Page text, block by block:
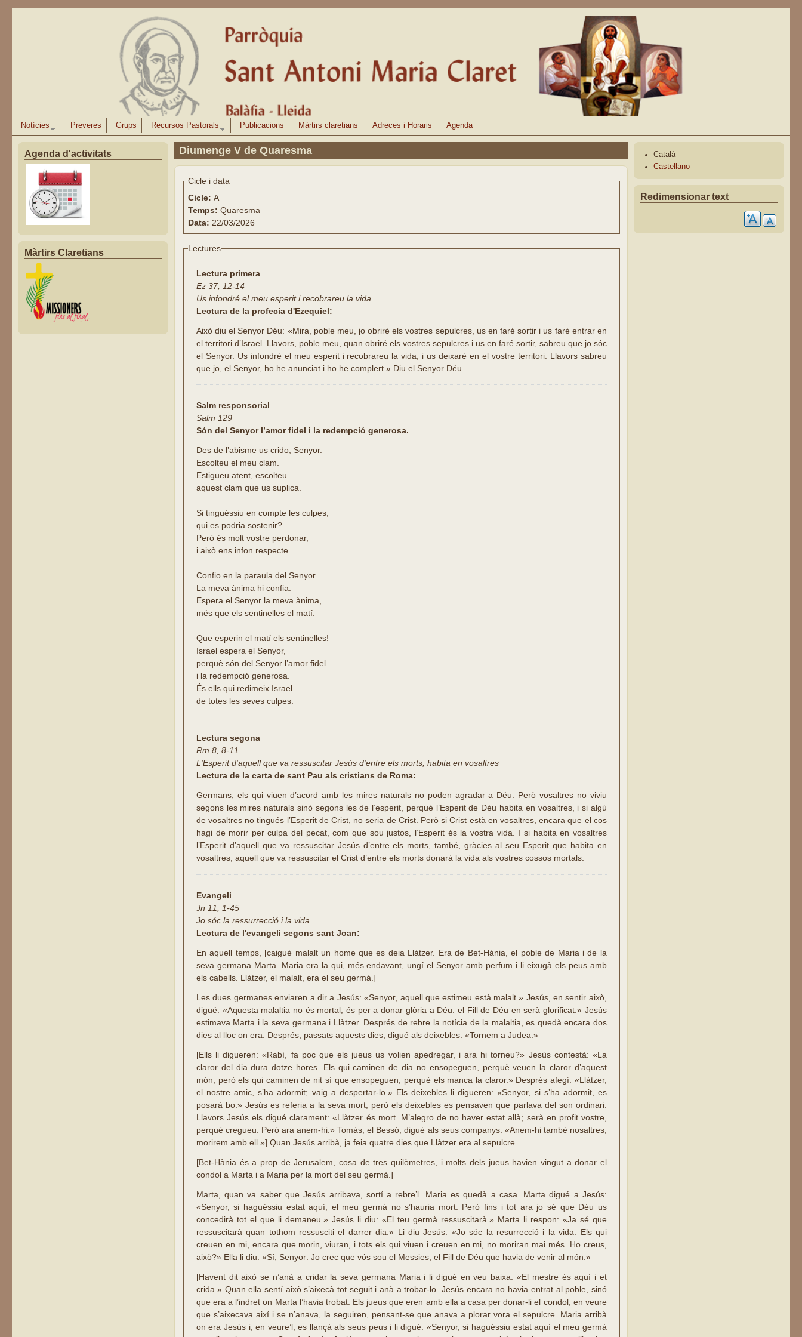
Notícies Preveres Grups Recursos Pastorals Publicacions Màrtirs claretians Adreces i Horaris Agenda
Agenda d'activitats
Màrtirs Claretians
Diumenge V de Quaresma
Cicle i data
Cicle: A
Temps: Quaresma
Data: 22/03/2026
Lectures
Lectura primera
Ez 37, 12-14
Us infondré el meu esperit i recobrareu la vida
Lectura de la profecia d'Ezequiel:
Això diu el Senyor Déu: «Mira, poble meu, jo obriré els vostres sepulcres, us en faré sortir i us faré entrar en
el territori d’Israel. Llavors, poble meu, quan obriré els vostres sepulcres i us en faré sortir, sabreu que jo sóc
el Senyor. Us infondré el meu esperit i recobrareu la vida, i us deixaré en el vostre territori. Llavors sabreu
que jo, el Senyor, ho he anunciat i ho he complert.» Diu el Senyor Déu.
Salm responsorial
Salm 129
Són del Senyor l’amor fidel i la redempció generosa.
Des de l’abisme us crido, Senyor.
Escolteu el meu clam.
Estigueu atent, escolteu
aquest clam que us suplica.
Si tinguéssiu en compte les culpes,
qui es podria sostenir?
Però és molt vostre perdonar,
i això ens infon respecte.
Confio en la paraula del Senyor.
La meva ànima hi confia.
Espera el Senyor la meva ànima,
més que els sentinelles el matí.
Que esperin el matí els sentinelles!
Israel espera el Senyor,
perquè són del Senyor l’amor fidel
i la redempció generosa.
És ells qui redimeix Israel
de totes les seves culpes.
Lectura segona
Rm 8, 8-11
L'Esperit d'aquell que va ressuscitar Jesús d'entre els morts, habita en vosaltres
Lectura de la carta de sant Pau als cristians de Roma:
Germans, els qui viuen d’acord amb les mires naturals no poden agradar a Déu. Però vosaltres no viviu
segons les mires naturals sinó segons les de l’esperit, perquè l’Esperit de Déu habita en vosaltres, i si algú
de vosaltres no tingués l’Esperit de Crist, no seria de Crist. Però si Crist està en vosaltres, encara que el cos
hagi de morir per culpa del pecat, com que sou justos, l’Esperit és la vostra vida. I si habita en vosaltres
l’Esperit d’aquell que va ressuscitar Jesús d’entre els morts, també, gràcies al seu Esperit que habita en
vosaltres, aquell que va ressuscitar el Crist d’entre els morts donarà la vida als vostres cossos mortals.
Evangeli
Jn 11, 1-45
Jo sóc la ressurrecció i la vida
Lectura de l'evangeli segons sant Joan:
En aquell temps, [caigué malalt un home que es deia Llàtzer. Era de Bet-Hània, el poble de Maria i de la
seva germana Marta. Maria era la qui, més endavant, ungí el Senyor amb perfum i li eixugà els peus amb
els cabells. Llàtzer, el malalt, era el seu germà.]
Les dues germanes enviaren a dir a Jesús: «Senyor, aquell que estimeu està malalt.» Jesús, en sentir això,
digué: «Aquesta malaltia no és mortal; és per a donar glòria a Déu: el Fill de Déu en serà glorificat.» Jesús
estimava Marta i la seva germana i Llàtzer. Després de rebre la notícia de la malaltia, es quedà encara dos
dies al lloc on era. Després, passats aquests dies, digué als deixebles: «Tornem a Judea.»
[Ells li digueren: «Rabí, fa poc que els jueus us volien apedregar, i ara hi torneu?» Jesús contestà: «La
claror del dia dura dotze hores. Els qui caminen de dia no ensopeguen, perquè veuen la claror d’aquest
món, però els qui caminen de nit sí que ensopeguen, perquè els manca la claror.» Després afegí: «Llàtzer,
el nostre amic, s’ha adormit; vaig a despertar-lo.» Els deixebles li digueren: «Senyor, si s’ha adormit, es
posarà bo.» Jesús es referia a la seva mort, però els deixebles es pensaven que parlava del son ordinari.
Llavors Jesús els digué clarament: «Llàtzer és mort. M’alegro de no haver estat allà; serà en profit vostre,
perquè cregueu. Però ara anem-hi.» Tomàs, el Bessó, digué als seus companys: «Anem-hi també nosaltres,
morirem amb ell.»] Quan Jesús arribà, ja feia quatre dies que Llàtzer era al sepulcre.
[Bet-Hània és a prop de Jerusalem, cosa de tres quilòmetres, i molts dels jueus havien vingut a donar el
condol a Marta i a Maria per la mort del seu germà.]
Marta, quan va saber que Jesús arribava, sortí a rebre’l. Maria es quedà a casa. Marta digué a Jesús:
«Senyor, si haguéssiu estat aquí, el meu germà no s’hauria mort. Però fins i tot ara jo sé que Déu us
concedirà tot el que li demaneu.» Jesús li diu: «El teu germà ressuscitarà.» Marta li respon: «Ja sé que
ressuscitarà quan tothom ressusciti el darrer dia.» Li diu Jesús: «Jo sóc la resurrecció i la vida. Els qui
creuen en mi, encara que morin, viuran, i tots els qui viuen i creuen en mi, no moriran mai més. Ho creus,
això?» Ella li diu: «Sí, Senyor: Jo crec que vós sou el Messies, el Fill de Déu que havia de venir al món.»
[Havent dit això se n’anà a cridar la seva germana Maria i li digué en veu baixa: «El mestre és aquí i et
crida.» Quan ella sentí això s’aixecà tot seguit i anà a trobar-lo. Jesús encara no havia entrat al poble, sinó
que era a l’indret on Marta l’havia trobat. Els jueus que eren amb ella a casa per donar-li el condol, en veure
que s’aixecava així i se n’anava, la seguiren, pensant-se que anava a plorar vora el sepulcre. Maria arribà
on era Jesús i, en veure’l, es llançà als seus peus i li digué: «Senyor, si haguéssiu estat aquí el meu germà
Català
Castellano
Redimensionar text